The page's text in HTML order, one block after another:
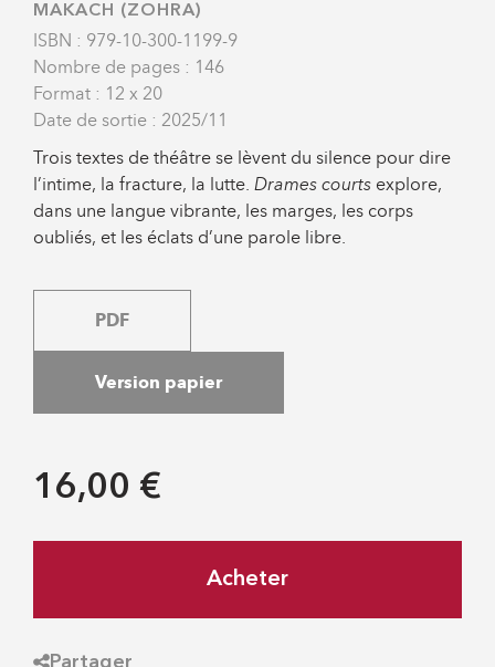
MAKACH (ZOHRA)
ISBN : 979-10-300-1199-9
Nombre de pages : 146
Format : 12 x 20
Date de sortie : 2025/11
Trois textes de théâtre se lèvent du silence pour dire
l’intime, la fracture, la lutte. Drames courts explore,
dans une langue vibrante, les marges, les corps
oubliés, et les éclats d’une parole libre.
PDF
Version papier
16,00 €
Acheter
Partager